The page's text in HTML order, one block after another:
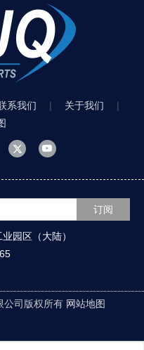
系我们 | 关于我们
|
订阅
园区（大陆）
公司版权所有 网站地图